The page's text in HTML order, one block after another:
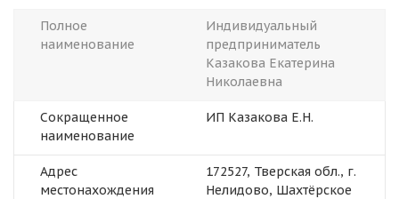
Полное
наименование
Индивидуальный
предприниматель
Казакова Екатерина
Николаевна
Сокращенное
наименование
ИП Казакова Е.Н.
Адрес
местонахождения
172527, Тверская обл., г.
Нелидово, Шахтёрское